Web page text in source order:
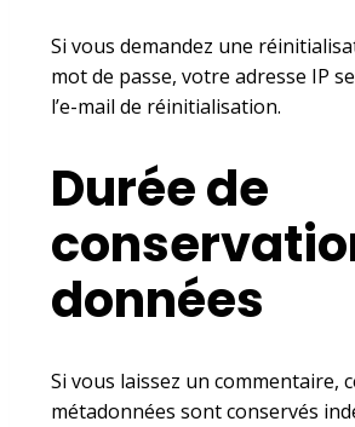
Si vous demandez une
mot de passe, votre adresse IP
l’e-mail de réinitialisation.
Durée de
données
Si vous laissez un commentaire,
métadonnées sont conservés